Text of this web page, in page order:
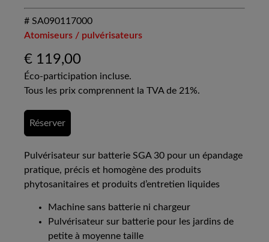
# SA090117000
Atomiseurs / pulvérisateurs
€ 119,00
Éco-participation incluse.
Tous les prix comprennent la TVA de 21%.
Réserver
Pulvérisateur sur batterie SGA 30 pour un épandage
pratique, précis et homogène des produits
phytosanitaires et produits d’entretien liquides
Machine sans batterie ni chargeur
Pulvérisateur sur batterie pour les jardins de
petite à moyenne taille